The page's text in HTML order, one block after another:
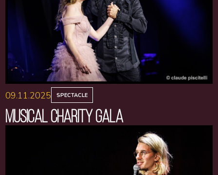
09.11.2025 SPECTACLE
MUSICAL CHARITY GALA